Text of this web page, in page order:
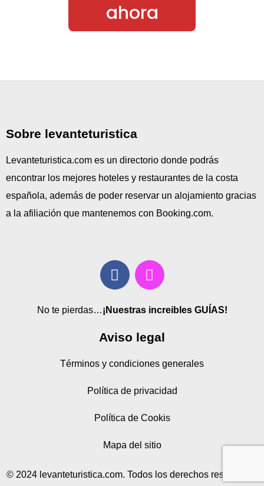
ahora
Sobre levanteturistica
Levanteturistica.com es un directorio donde podrás
encontrar los mejores hoteles y restaurantes de la costa
española, además de poder reservar un alojamiento gracias
a la afiliación que mantenemos con Booking.com.
No te pierdas…¡Nuestras increibles GUÍAS!
Aviso legal
Términos y condiciones generales
Política de privacidad
Política de Cookis
Mapa del sitio
© 2024 levanteturistica.com. Todos los derechos reservados